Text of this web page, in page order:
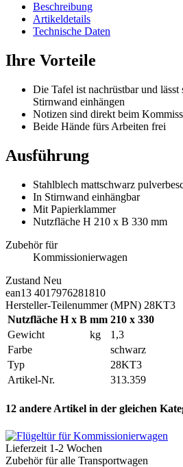
Beschreibung
Artikeldetails
Technische Daten
Ihre Vorteile
Die Tafel ist nachrüstbar und lässt
Stirnwand einhängen
Notizen sind direkt beim
Beide Hände fürs Arbeiten frei
Ausführung
Stahlblech mattschwarz
In Stirnwand einhängbar
Mit Papierklammer
Nutzfläche H 210 x B 330 mm
Zubehör für
Kommissionierwagen
Zustand Neu
ean13 4017976281810
Hersteller-Teilenummer (MPN) 28KT3
Nutzfläche H x B mm 210 x 330
Gewicht
kg
1,3
Farbe
schwarz
Typ
28KT3
Artikel-Nr.
313.359
12 andere Artikel in der gleichen
Lieferzeit 1-2 Wochen
Zubehör für alle Transportwagen